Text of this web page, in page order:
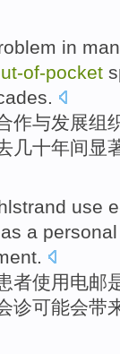
in
of-pocket
.
作与发展组
几十年间显
use e
a
.
者使用电邮
诊可能会带